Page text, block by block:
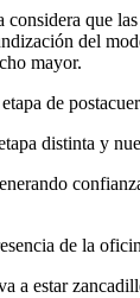
que
del
mayor.
de
distinta y
de la
a estar